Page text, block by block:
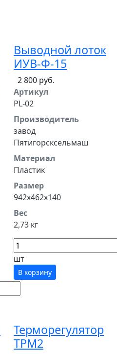
Выводной лоток
ИУВ-Ф-15
2 800 руб.
Артикул
PL-02
Производитель
завод
Пятигорсксельмаш
Материал
Пластик
Размер
942х462х140
Вес
2,73 кг
шт
В корзину
Терморегулятор
ТРМ2